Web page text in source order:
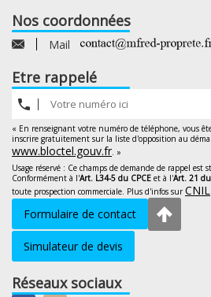
Nos coordonnées
Mail
Etre rappelé
« En renseignant votre numéro de téléphone, vous
inscrire gratuitement sur la liste d'opposition au
www.bloctel.gouv.fr . »
Usage réservé : Ce champs de demande de rappel est
Conformément à l'Art. L34-5 du CPCE et à l'Art. 21
toute prospection commerciale. Plus d'infos surCNIL
Formulaire de contact
Simulateur de devis
Réseaux sociaux